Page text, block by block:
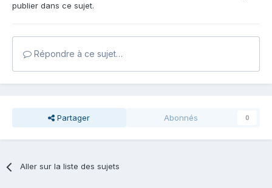
publier dans ce sujet.
Répondre à ce sujet…
Partager Abonnés 0
Aller sur la liste des sujets